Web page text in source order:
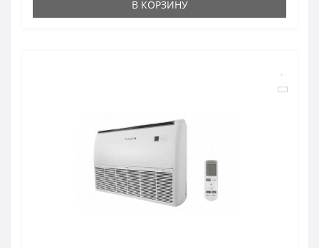
В КОРЗИНУ